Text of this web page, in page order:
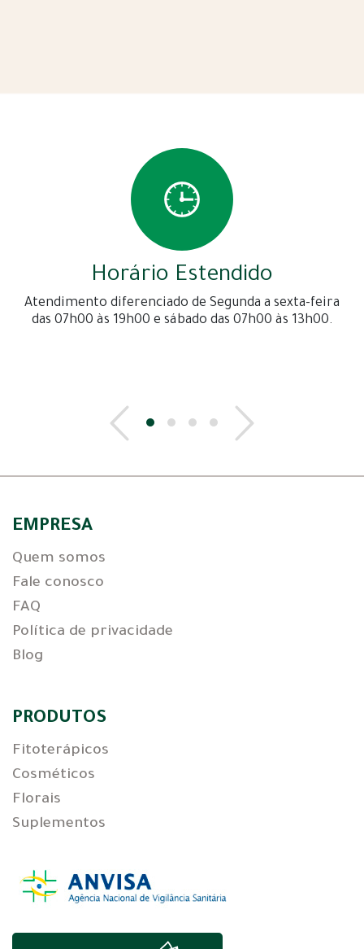
Horário Estendido
Atendimento diferenciado de Segunda a sexta-feira
das 07h00 às 19h00 e sábado das 07h00 às 13h00.
EMPRESA
Quem somos
Fale conosco
FAQ
Política de privacidade
Blog
PRODUTOS
Fitoterápicos
Cosméticos
Florais
Suplementos